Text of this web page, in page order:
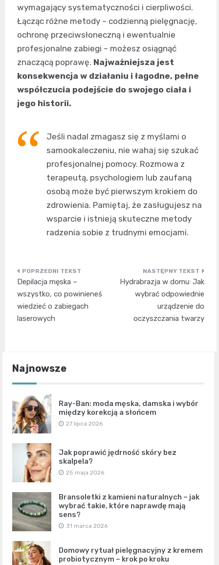
wymagający systematyczności i cierpliwości.
Łącząc różne metody – codzienną pielęgnację,
ochronę przeciwsłoneczną i ewentualnie
profesjonalne zabiegi – możesz osiągnąć
znaczącą poprawę. Najważniejsza jest
konsekwencja w działaniu i łagodne, pełne
współczucia podejście do swojego ciała i
jego historii.
Jeśli nadal zmagasz się z myślami o
samookaleczeniu, nie wahaj się szukać
profesjonalnej pomocy. Rozmowa z
terapeutą, psychologiem lub zaufaną
osobą może być pierwszym krokiem do
zdrowienia. Pamiętaj, że zasługujesz na
wsparcie i istnieją skuteczne metody
radzenia sobie z trudnymi emocjami.
Nawigacja
wpisu
Depilacja męska –
wszystko, co powinieneś
wiedzieć o zabiegach
laserowych
Hydrabrazja w domu: Jak
wybrać odpowiednie
urządzenie do
oczyszczania twarzy
Najnowsze
Ray-Ban: moda męska, damska i wybór
między korekcją a słońcem
27 lipca 2026
Jak poprawić jędrność skóry bez
skalpela?
25 maja 2026
Bransoletki z kamieni naturalnych – jak
wybrać takie, które naprawdę mają
sens?
31 marca 2026
Domowy rytuał pielęgnacyjny z kremem
probiotycznym – krok po kroku